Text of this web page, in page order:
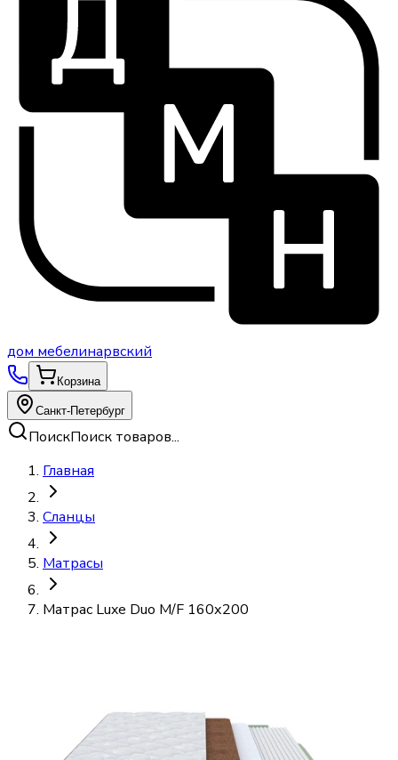
дом мебелинарвский
Корзина
Санкт-Петербург
ПоискПоиск товаров...
Главная
Сланцы
Матрасы
Матрас Luxe Duo M/F 160х200